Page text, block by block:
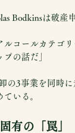
Bodkinsは破産
ルコールカテゴ
の話だ」
の3事業を同時
いる。
有の「罠」